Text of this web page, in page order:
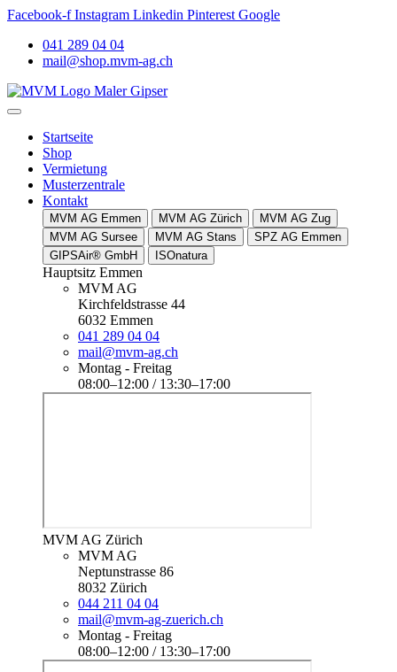
Facebook-f Instagram Linkedin Pinterest Google
041 289 04 04
mail@shop.mvm-ag.ch
Startseite
Shop
Vermietung
Musterzentrale
Kontakt
MVM AG Emmen MVM AG Zürich
MVM AG Zug
MVM AG Sursee
MVM AG Stans
SPZ AG Emmen
GIPSAir® GmbH
ISOnatura
Hauptsitz Emmen
MVM AG
Kirchfeldstrasse 44
6032 Emmen
041 289 04 04
mail@mvm-ag.ch
Montag - Freitag
08:00–12:00 / 13:30–17:00
MVM AG Zürich
MVM AG
Neptunstrasse 86
8032 Zürich
044 211 04 04
mail@mvm-ag-zuerich.ch
Montag - Freitag
08:00–12:00 / 13:30–17:00